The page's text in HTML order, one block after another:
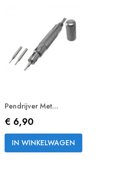
Pendrijver Met...
Prijs
€ 6,90
IN WINKELWAGEN